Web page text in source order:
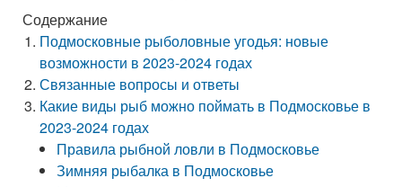
Содержание
Подмосковные рыболовные угодья: новые
возможности в 2023-2024 годах
Связанные вопросы и ответы
Какие виды рыб можно поймать в Подмосковье в
2023-2024 годах
Правила рыбной ловли в Подмосковье
Зимняя рыбалка в Подмосковье